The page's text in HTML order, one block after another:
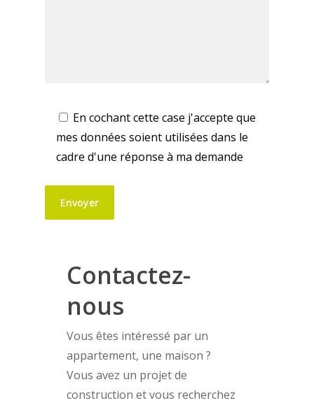
En cochant cette case j'accepte que
mes données soient utilisées dans le
cadre d'une réponse à ma demande
Contactez-
nous
Vous êtes intéressé par un
appartement, une maison ?
Vous avez un projet de
construction et vous recherchez